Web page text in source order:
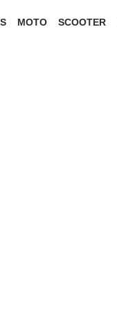
MOTO SCOOTER